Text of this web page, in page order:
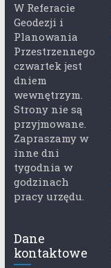
W Referacie
Geodezji i
Planowania
Przestrzennego
czwartek jest
dniem
wewnętrzym.
Strony nie są
przyjmowane.
Zapraszamy w
inne dni
tygodnia w
godzinach
pracy urzędu.
Dane
kontaktowe